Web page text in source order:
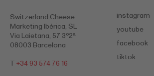
Switzerland Cheese
Marketing Ibérica, SL
Via Laietana, 57 3º2ª
08003 Barcelona
T +34 93 574 76 16
instagram
youtube
facebook
tiktok